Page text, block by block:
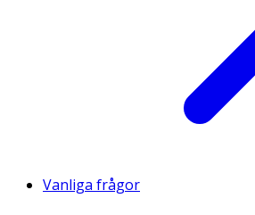
Vanliga frågor